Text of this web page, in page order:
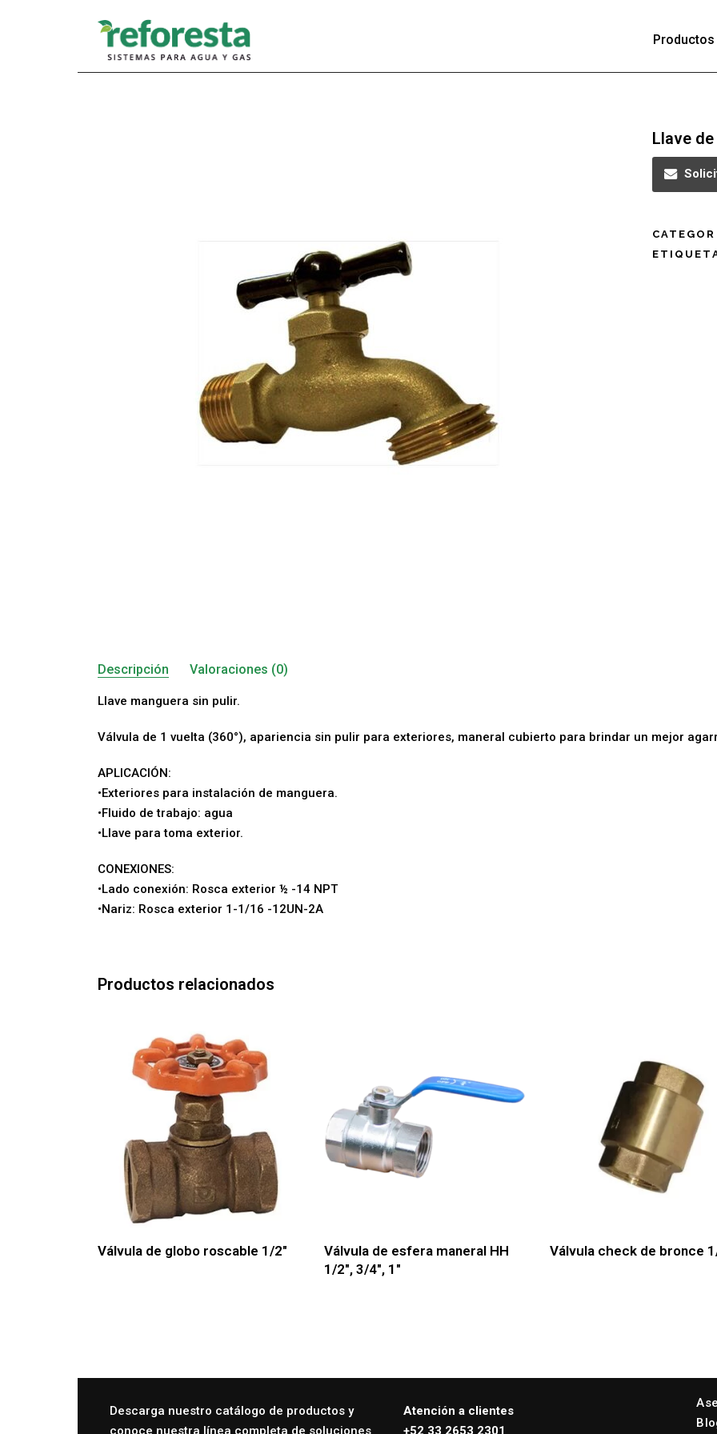
Productos
Llave
Descripción Valoraciones (0)
Llave manguera sin pulir.
Válvula de 1 vuelta (360°), apariencia sin pulir para exteriores, maneral cubierto para brindar un mejor
APLICACIÓN:
•Exteriores para instalación de manguera.
•Fluido de trabajo: agua
•Llave para toma exterior.
CONEXIONES:
•Lado conexión: Rosca exterior ½ -14 NPT
•Nariz: Rosca exterior 1-1/16 -12UN-2A
Productos relacionados
Válvula de globo roscable 1/2″
Válvula de esfera maneral HH
1/2″, 3/4″, 1″
Válvula check de bronce
Descarga nuestro catálogo de productos y
conoce nuestra línea completa de soluciones
Atención a clientes
+52 33 2653 2301